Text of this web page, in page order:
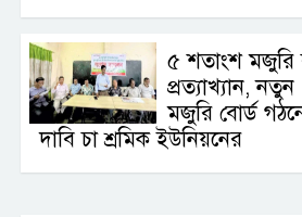
৫ শতাংশ মজুরি
প্রত্যাখ্যান, নতুন
মজুরি বোর্ড
দাবি চা শ্রমিক ইউনিয়নের